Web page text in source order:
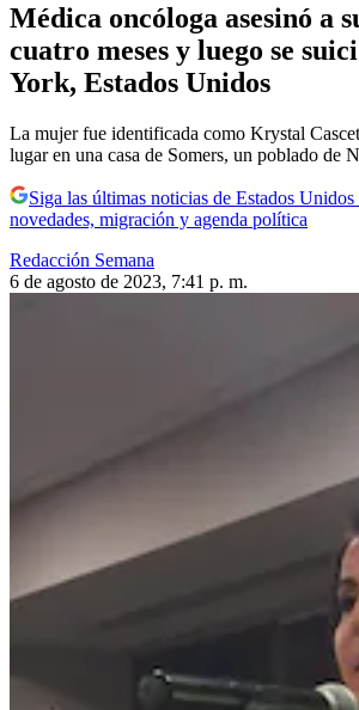
Médica oncóloga asesinó a
cuatro meses y luego se
York, Estados Unidos
La mujer fue identificada como Krystal
lugar en una casa de Somers, un poblado de
Siga las últimas noticias de Estados
novedades, migración y agenda política
Redacción Semana
6 de agosto de 2023, 7:41 p. m.